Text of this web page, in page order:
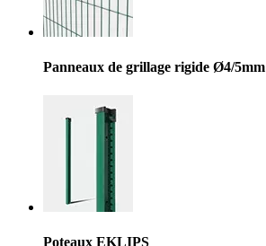
Panneaux de grillage rigide Ø4/5mm
Poteaux EKLIPS